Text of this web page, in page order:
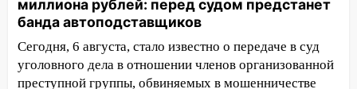
обвиняли в жестоком обращении с
животными
12:28 Миллион на «льготниках»: в
Ульяновской области перевозчик
миллиона рублей: перед судом предстанет
банда автоподставщиков
Сегодня, 6 августа, стало известно о передаче в суд
уголовного дела в отношении членов организованной
преступной группы, обвиняемых в мошенничестве